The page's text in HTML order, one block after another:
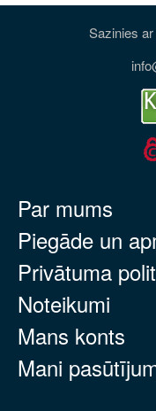
Sazinies
Par mums
Piegāde un
Privātuma
Noteikumi
Mans konts
Mani